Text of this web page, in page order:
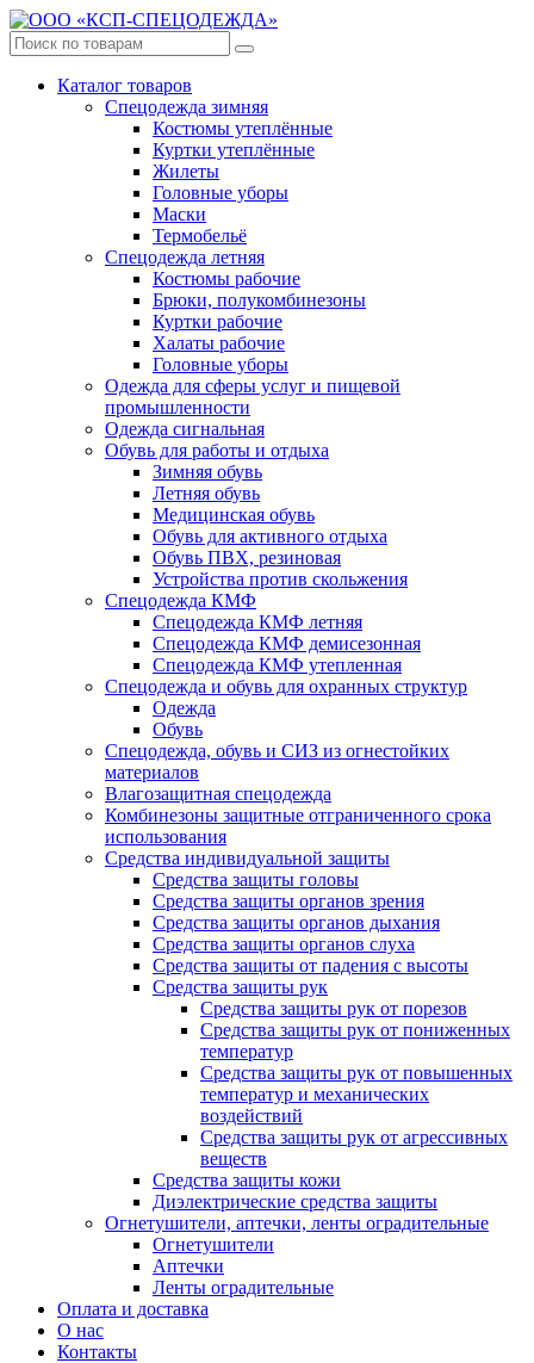
Каталог товаров
Спецодежда зимняя
Костюмы утеплённые
Куртки утеплённые
Жилеты
Головные уборы
Маски
Термобельё
Спецодежда летняя
Костюмы рабочие
Брюки, полукомбинезоны
Куртки рабочие
Халаты рабочие
Головные уборы
Одежда для сферы услуг и пищевой
промышленности
Одежда сигнальная
Обувь для работы и отдыха
Зимняя обувь
Летняя обувь
Медицинская обувь
Обувь для активного отдыха
Обувь ПВХ, резиновая
Устройства против скольжения
Спецодежда КМФ
Спецодежда КМФ летняя
Спецодежда КМФ демисезонная
Спецодежда КМФ утепленная
Спецодежда и обувь для охранных структур
Одежда
Обувь
Спецодежда, обувь и СИЗ из огнестойких
материалов
Влагозащитная спецодежда
Комбинезоны защитные отграниченного срока
использования
Средства индивидуальной защиты
Средства защиты головы
Средства защиты органов зрения
Средства защиты органов дыхания
Средства защиты органов слуха
Средства защиты от падения с высоты
Средства защиты рук
Средства защиты рук от порезов
Средства защиты рук от пониженных
температур
Средства защиты рук от повышенных
температур и механических
воздействий
Средства защиты рук от агрессивных
веществ
Средства защиты кожи
Диэлектрические средства защиты
Огнетушители, аптечки, ленты оградительные
Огнетушители
Аптечки
Ленты оградительные
Оплата и доставка
О нас
Контакты